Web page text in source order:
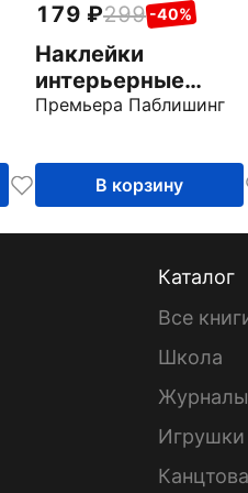
179 299 -40%
Наклейки
интерьерные
розовые Свинка
Премьера Паблишинг
В корзину
Каталог
Все
Школа
Журналы
Игрушки